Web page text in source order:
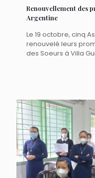
Renouvellement des
Argentine
Le 19 octobre, cinq
renouvelé leurs
des Soeurs à Villa